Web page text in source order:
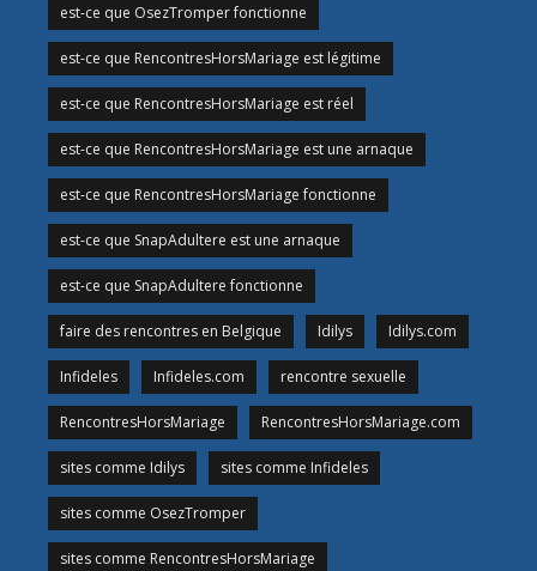
est-ce que OsezTromper fonctionne
est-ce que RencontresHorsMariage est légitime
est-ce que RencontresHorsMariage est réel
est-ce que RencontresHorsMariage est une arnaque
est-ce que RencontresHorsMariage fonctionne
est-ce que SnapAdultere est une arnaque
est-ce que SnapAdultere fonctionne
faire des rencontres en Belgique Idilys Idilys.com
Infideles Infideles.com rencontre sexuelle
RencontresHorsMariage RencontresHorsMariage.com
sites comme Idilys sites comme Infideles
sites comme OsezTromper
sites comme RencontresHorsMariage